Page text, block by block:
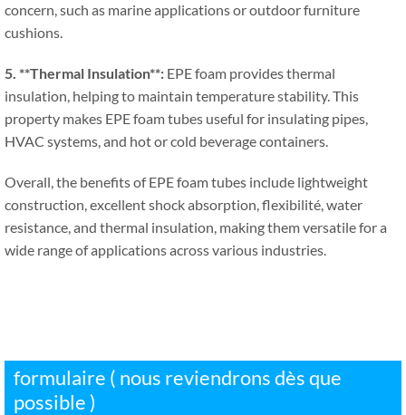
concern,such as marine applications or outdoor furniture
cushions.
5. **Thermal Insulation**: EPE foam provides thermal
insulation, helping to maintain temperature stability.This
property makes EPE foam tubes useful for insulating pipes,
HVAC systems,and hot or cold beverage containers.
Overall,the benefits of EPE foam tubes include lightweight
construction,excellent shock absorption, flexibilité,water
resistance,and thermal insulation, making them versatile for a
wide range of applications across various industries.
formulaire ( nous reviendrons dès que
possible )